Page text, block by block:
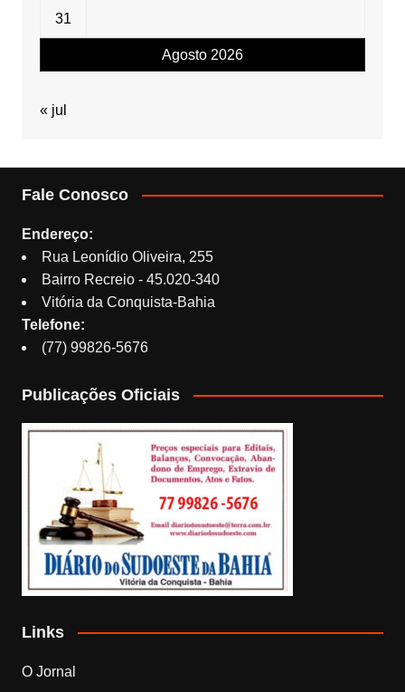
Agosto 2026
31
« jul
Fale Conosco
Endereço:
Rua Leonídio Oliveira, 255
Bairro Recreio - 45.020-340
Vitória da Conquista-Bahia
Telefone:
(77) 99826-5676
Publicações Oficiais
Links
O Jornal